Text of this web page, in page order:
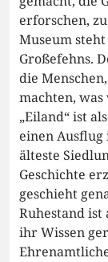
erforschen,
Museum
Großefehns.
die
machten,
„Eiland“ ist
einen
älteste
Geschichte
geschieht
Ruhestand
ihr Wissen